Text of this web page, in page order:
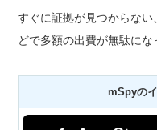
すぐに証拠が見つからな
どで多額の出費が無駄にな
mSpyの